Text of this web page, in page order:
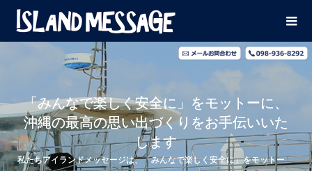
「みんなで楽しく安全に」をモットーに、
沖縄の最高の思い出づくりをお手伝いいた
します
私たちアイランドメッセージは、「みんなで楽しく安全に」をモットー